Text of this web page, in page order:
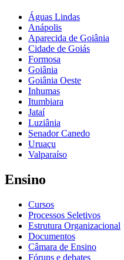
Águas Lindas
Anápolis
Aparecida de Goiânia
Cidade de Goiás
Formosa
Goiânia
Goiânia Oeste
Inhumas
Itumbiara
Jataí
Luziânia
Senador Canedo
Uruaçu
Valparaíso
Ensino
Cursos
Processos Seletivos
Estrutura Organizacional
Documentos
Câmara de Ensino
Fóruns e debates